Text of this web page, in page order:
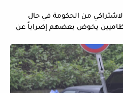
من الحكومة في حال
يخوض بعضهم إضراباً عن